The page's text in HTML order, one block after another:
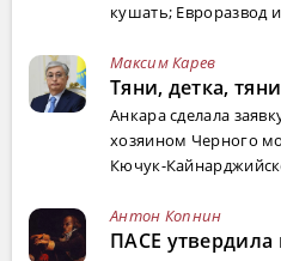
кушать; Евроразвод
Максим Карев
Тяни, детка,
Анкара сделала
хозяином Черного
Кючук-
Антон Копнин
ПАСЕ утвердила